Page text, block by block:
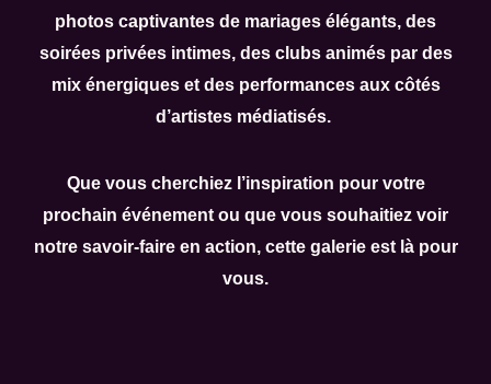
photos captivantes de mariages élégants, des
soirées privées intimes, des clubs animés par des
mix énergiques et des performances aux côtés
d’artistes médiatisés.
Que vous cherchiez l’inspiration pour votre
prochain événement ou que vous souhaitiez voir
notre savoir-faire en action, cette galerie est là pour
vous.